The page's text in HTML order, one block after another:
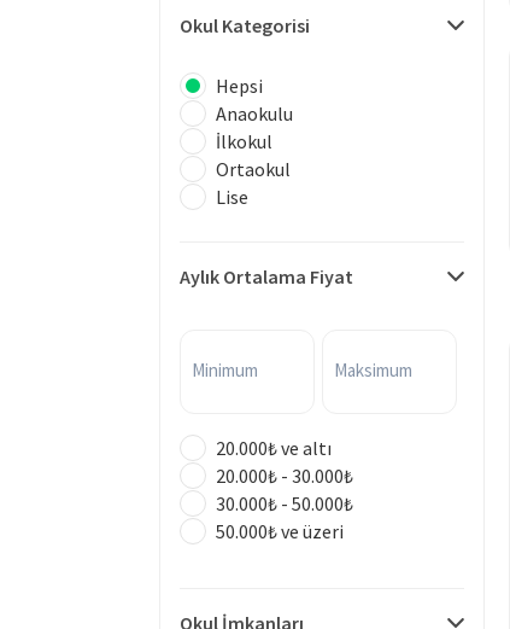
Okul Kategorisi
Hepsi
Anaokulu
İlkokul
Ortaokul
Lise
Aylık Ortalama Fiyat
Minimum Maksimum
20.000₺ ve altı
20.000₺ - 30.000₺
30.000₺ - 50.000₺
50.000₺ ve üzeri
Okul İmkanları